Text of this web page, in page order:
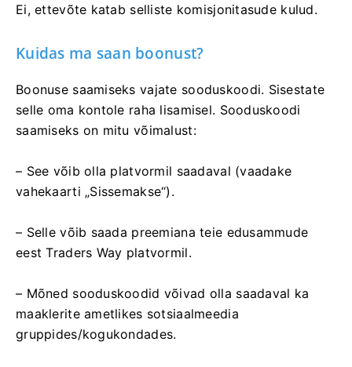
Ei, ettevõte katab selliste komisjonitasude kulud.
Kuidas ma saan boonust?
Boonuse saamiseks vajate sooduskoodi. Sisestate
selle oma kontole raha lisamisel. Sooduskoodi
saamiseks on mitu võimalust:
– See võib olla platvormil saadaval (vaadake
vahekaarti „Sissemakse“).
– Selle võib saada preemiana teie edusammude
eest Traders Way platvormil.
– Mõned sooduskoodid võivad olla saadaval ka
maaklerite ametlikes sotsiaalmeedia
gruppides/kogukondades.